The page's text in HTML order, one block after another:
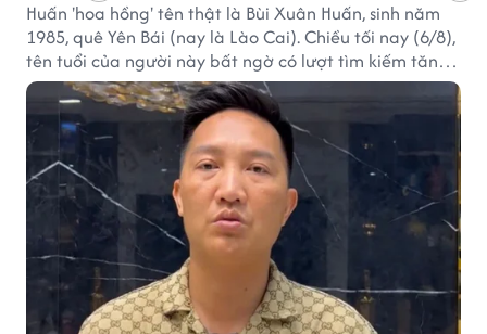
Huấn 'hoa hồng' tên thật là Bùi Xuân Huấn, sinh năm
1985, quê Yên Bái (nay là Lào Cai). Chiều tối nay (6/8),
tên tuổi của người này bất ngờ có lượt tìm kiếm tăng
vọt.